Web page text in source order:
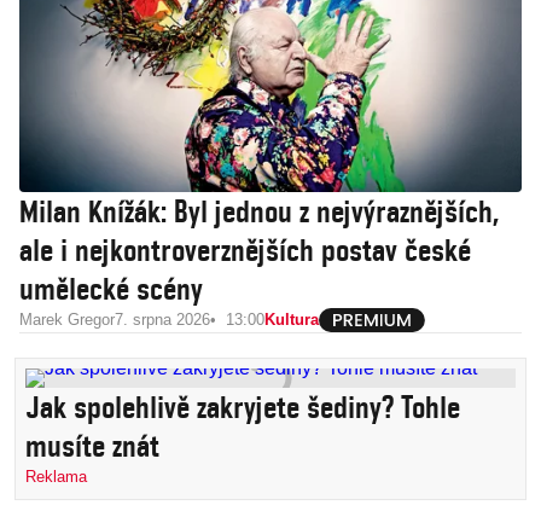
Milan Knížák: Byl jednou z nejvýraznějších,
ale i nejkontroverznějších postav české
umělecké scény
Marek Gregor7. srpna 2026 13:00Kultura
Jak spolehlivě zakryjete šediny? Tohle
musíte znát
Reklama